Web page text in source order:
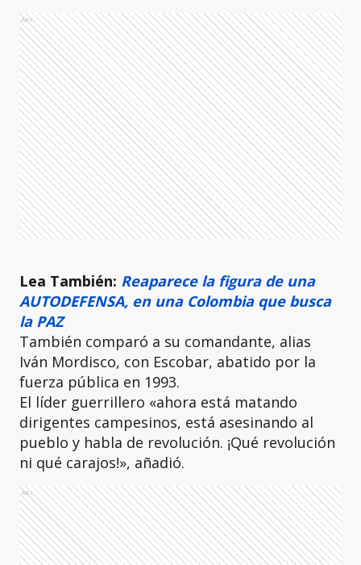
Ads
Lea También: Reaparece la figura de una
AUTODEFENSA, en una Colombia que busca
la PAZ
También comparó a su comandante, alias
Iván Mordisco, con Escobar, abatido por la
fuerza pública en 1993.
El líder guerrillero «ahora está matando
dirigentes campesinos, está asesinando al
pueblo y habla de revolución. ¡Qué revolución
ni qué carajos!», añadió.
Ads